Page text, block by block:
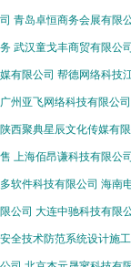
司 青岛卓恒商务会展有限
务 武汉童戈丰商贸有限公司
媒有限公司 帮德网络科技
广州亚飞网络科技有限公司
陕西聚典星辰文化传媒有限
售 上海佰昂谦科技有限公司
多软件科技有限公司 海南
限公司 大连中驰科技有限
安全技术防范系统设计施